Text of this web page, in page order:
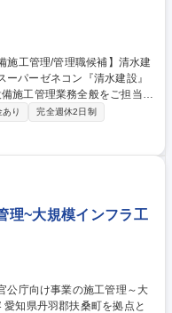
施工管理業務全般をご担当い
検対応、建物設備の不具合/
査等） ■使用ツール…eYACH
管理物件などを2-3件程度ご
り
完全週休2日制
理~大規模インフラ工